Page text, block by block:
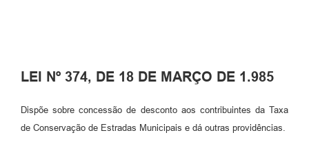
LEI Nº 374, DE 18 DE MARÇO DE 1.985
Dispõe sobre concessão de desconto aos contribuintes da Taxa
de Conservação de Estradas Municipais e dá outras providências.